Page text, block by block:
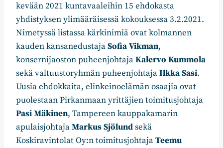
kevään 2021 kuntavaaleihin 15 ehdokasta
yhdistyksen ylimääräisessä kokouksessa 3.2.2021.
Nimetyssä listassa kärkinimiä ovat kolmannen
kauden kansanedustajaSofia Vikman,
konsernijaoston puheenjohtajaKalervo Kummola
sekä valtuustoryhmän puheenjohtajaIlkka Sasi.
Uusia ehdokkaita, elinkeinoelämän osaajia ovat
puolestaan Pirkanmaan yrittäjien toimitusjohtaja
Pasi Mäkinen, Tampereen kauppakamarin
apulaisjohtajaMarkus Sjölundsekä
Koskiravintolat Oy:n toimitusjohtajaTeemu